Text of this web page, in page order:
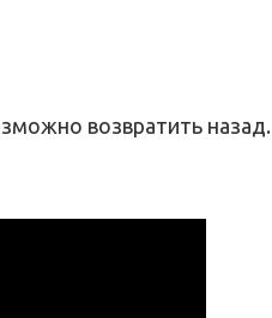
возвратить назад.